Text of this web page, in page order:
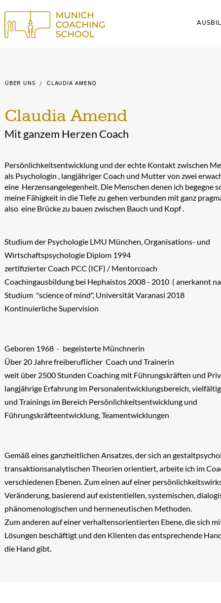
Schaltfläche
ÜBER UNS / CLAUDIA AMEND
Claudia Amend
Mit ganzem Herzen Coach
Persönlichkeitsentwicklung und der echte Kontakt zwischen
als Psychologin , langjähriger Coach und Mutter von zwei
eine Herzensangelegenheit. Die Menschen denen ich begegne
meine Fähigkeit in die Tiefe zu gehen verbunden mit ganz
also eine Brücke zu bauen zwischen Bauch und Kopf .
Studium der Psychologie LMU München, Organisations- und
Wirtschaftspsychologie Diplom 1994
zertifizierter Coach PCC (ICF) / Mentorcoach
Coachingausbildung bei Hephaistos 2008 - 2010 ( anerkannt
Studium "science of mind", Universität Varanasi 2018
Kontinuierliche Supervision
Geboren 1968 - begeisterte Münchnerin
Über 20 Jahre freiberuflicher Coach und Trainerin
weit über 2500 Stunden Coaching mit Führungskräften und
langjährige Erfahrung im Personalentwicklungsbereich, vielfä
und Trainings im Bereich Persönlichkeitsentwicklung und
Führungskräfteentwicklung, Teamentwicklungen
Gemäß eines ganzheitlichen Ansatzes, der sich an
transaktionsanalytischen Theorien orientiert, arbeite ich im
verschiedenen Ebenen. Zum einen auf einer persö
Veränderung, basierend auf existentiellen, systemischen,
phänomenologischen und hermeneutischen Methoden.
Zum anderen auf einer verhaltensorientierten Ebene, die sich
Lösungen beschäftigt und den Klienten das entsprechende
die Hand gibt.